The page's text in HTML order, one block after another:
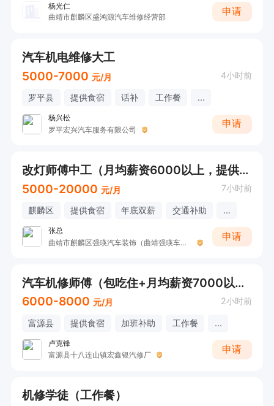
杨光仁
曲靖市麒麟区盛鸿源汽车维修经营部
申请
汽车机电维修大工
5000-7000 元/月 4小时前
罗平县 提供食宿 话补 工作餐 ...
杨兴松
罗平宏兴汽车服务有限公司
申请
改灯师傅中工（月均薪资6000以上，提供吃住）
5000-20000 元/月 7小时前
麒麟区 提供食宿 年底双薪 交通补助 ...
张总
曲靖市麒麟区强瑛汽车装饰（曲靖强瑛车灯）
申请
汽车机修师傅（包吃住+月均薪资7000以上+富源十八连山）
6000-8000 元/月 2小时前
富源县 提供食宿 加班补助 工作餐 ...
卢克锋
富源县十八连山镇宏鑫银汽修厂
申请
机修学徒（工作餐）